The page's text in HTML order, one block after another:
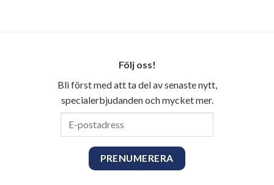
Följ oss!
Bli först med att ta del av senaste nytt,
specialerbjudanden och mycket mer.